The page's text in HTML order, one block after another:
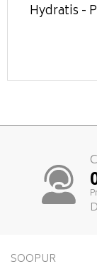
Hydratis -
SOOPUR